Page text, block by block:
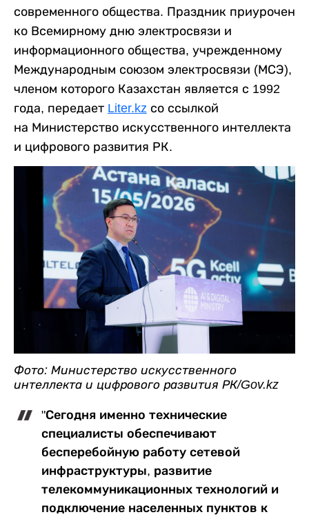
современного общества. Праздник приурочен
ко Всемирному дню электросвязи и
информационного общества, учрежденному
Международным союзом электросвязи (МСЭ),
членом которого Казахстан является с 1992
года, передает Liter.kz со ссылкой
на Министерство искусственного интеллекта
и цифрового развития РК.
Фото: Министерство искусственного
интеллекта и цифрового развития РК/Gov.kz
"Сегодня именно технические
специалисты обеспечивают
бесперебойную работу сетевой
инфраструктуры, развитие
телекоммуникационных технологий и
подключение населенных пунктов к